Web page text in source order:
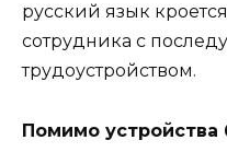
русский язык
сотрудника с
трудоустройством.
Помимо